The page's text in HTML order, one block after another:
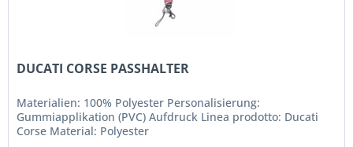
DUCATI CORSE PASSHALTER
Materialien: 100% Polyester Personalisierung:
Gummiapplikation (PVC) Aufdruck Linea prodotto: Ducati
Corse Material: Polyester